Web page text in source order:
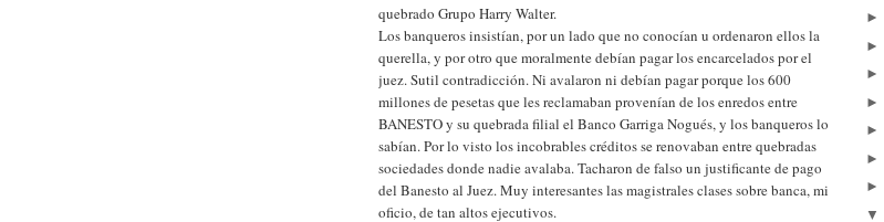
quebrado Grupo Harry Walter.
Los banqueros insistían, por un lado que no conocían u ordenaron ellos la
querella, y por otro que moralmente debían pagar los encarcelados por el
juez. Sutil contradicción. Ni avalaron ni debían pagar porque los 600
millones de pesetas que les reclamaban provenían de los enredos entre
BANESTO y su quebrada filial el Banco Garriga Nogués, y los banqueros lo
sabían. Por lo visto los incobrables créditos se renovaban entre quebradas
sociedades donde nadie avalaba. Tacharon de falso un justificante de pago
del Banesto al Juez. Muy interesantes las magistrales clases sobre banca, mi
oficio, de tan altos ejecutivos.
►
►
►
►
►
►
►
▼